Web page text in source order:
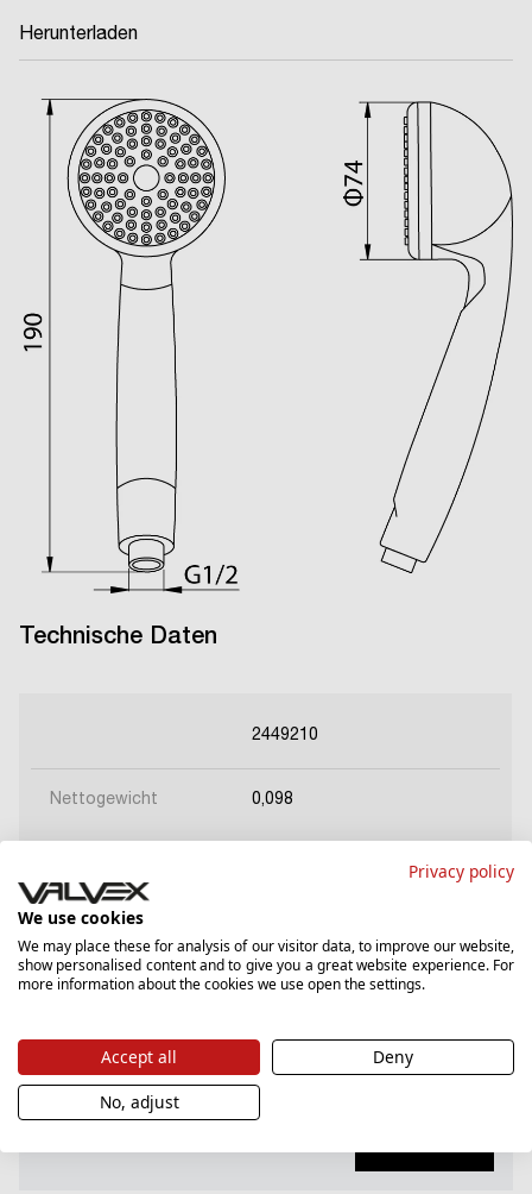
Herunterladen
Technische Daten
2449210
Nettogewicht 0,098
Herunterladen
Datenblatt
Privacy policy
We use cookies
We may place these for analysis of our visitor data, to improve our website,
show personalised content and to give you a great website experience. For
more information about the cookies we use open the settings.
Accept all
Deny
No, adjust